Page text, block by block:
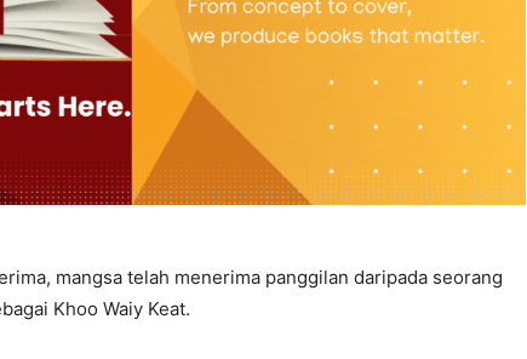
mangsa telah menerima panggilan daripada seorang
Khoo Waiy Keat.